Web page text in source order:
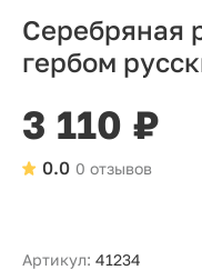
Серебряная
гербом
3 110 ₽
0 отзывов
0.0
Артикул: 41234